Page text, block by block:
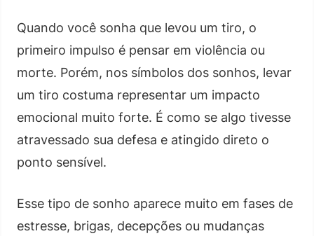
Quando você sonha que levou um tiro, o
primeiro impulso é pensar em violência ou
morte. Porém, nos símbolos dos sonhos, levar
um tiro costuma representar um impacto
emocional muito forte. É como se algo tivesse
atravessado sua defesa e atingido direto o
ponto sensível.
Esse tipo de sonho aparece muito em fases de
estresse, brigas, decepções ou mudanças